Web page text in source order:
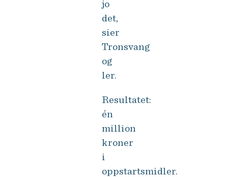
jo
det,
sier
Tronsvang
og
ler.
Resultatet:
én
million
kroner
i
oppstartsmidler.